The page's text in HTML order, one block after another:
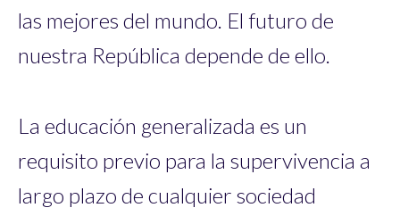
las mejores del mundo. El futuro de
nuestra República depende de ello.
La educación generalizada es un
requisito previo para la supervivencia a
largo plazo de cualquier sociedad